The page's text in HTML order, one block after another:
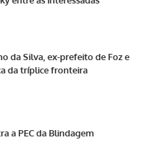
da Silva, ex-prefeito de Foz e
da tríplice fronteira
a PEC da Blindagem